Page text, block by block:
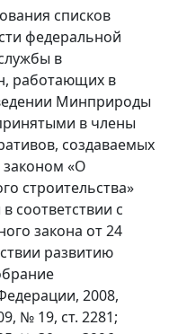
списков
федеральной
в
работающих в
Минприроды
в члены
создаваемых
законом «О
строительства»
соответствии с
закона от 24
развитию
2008,
№ 19, ст. 2281;